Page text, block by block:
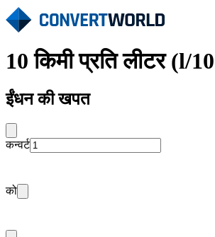
10 किमी प्रति लीटर (l/
ईंधन की खपत
कन्वर्ट
को